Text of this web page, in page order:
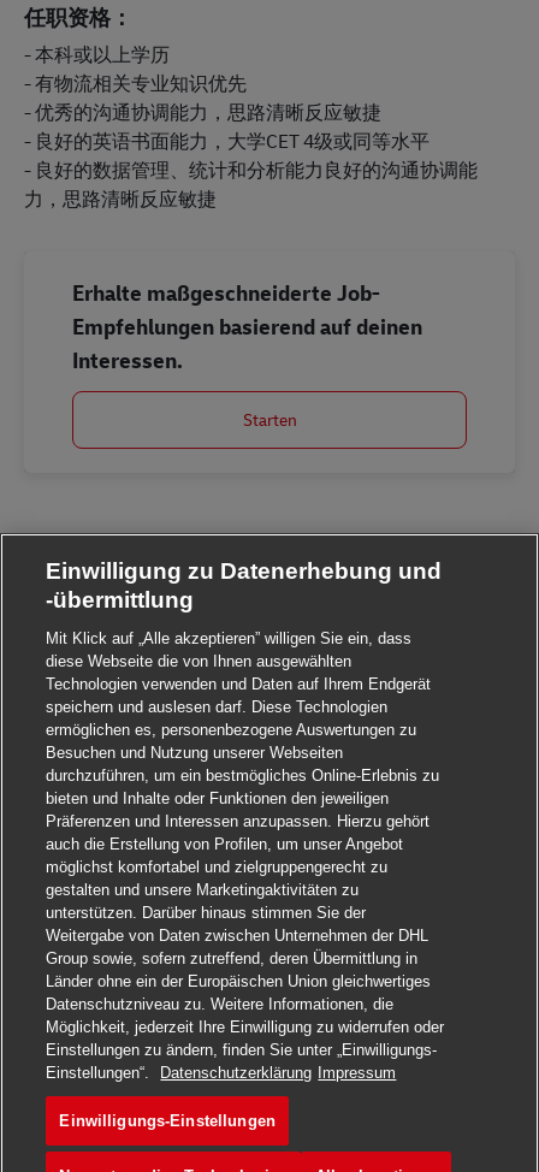
Jetzt bewerben
Merken
任职资格：
- 本科或以上学历
- 有物流相关专业知识优先
- 优秀的沟通协调能力，思路清晰反应敏捷
- 良好的英语书面能力，大学CET 4级或同等水平
- 良好的数据管理、统计和分析能力良好的沟通协调能
力，思路清晰反应敏捷
Erhalte maßgeschneiderte Job-
Empfehlungen basierend auf deinen
Interessen.
Starten
Einwilligung zu Datenerhebung und
-übermittlung
Mit Klick auf „Alle akzeptieren” willigen Sie ein, dass
diese Webseite die von Ihnen ausgewählten
Technologien verwenden und Daten auf Ihrem Endgerät
speichern und auslesen darf. Diese Technologien
ermöglichen es, personenbezogene Auswertungen zu
Besuchen und Nutzung unserer Webseiten
durchzuführen, um ein bestmögliches Online-Erlebnis zu
bieten und Inhalte oder Funktionen den jeweiligen
Präferenzen und Interessen anzupassen. Hierzu gehört
auch die Erstellung von Profilen, um unser Angebot
möglichst komfortabel und zielgruppengerecht zu
gestalten und unsere Marketingaktivitäten zu
unterstützen. Darüber hinaus stimmen Sie der
Weitergabe von Daten zwischen Unternehmen der DHL
Group sowie, sofern zutreffend, deren Übermittlung in
Länder ohne ein der Europäischen Union gleichwertiges
Datenschutzniveau zu. Weitere Informationen, die
Möglichkeit, jederzeit Ihre Einwilligung zu widerrufen oder
Einstellungen zu ändern, finden Sie unter „Einwilligungs-
Einstellungen“.
Datenschutzerklärung Impressum
Einwilligungs-Einstellungen